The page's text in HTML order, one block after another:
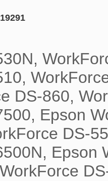
DS-860,
Epson
DS-
Epson